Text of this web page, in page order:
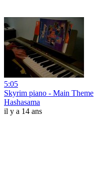
5:05
Skyrim piano - Main Theme
Hashasama
il y a 14 ans